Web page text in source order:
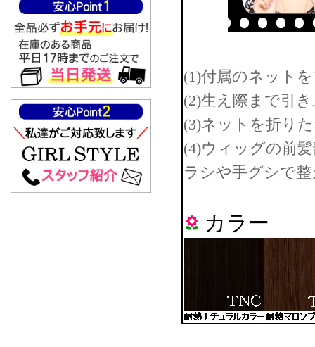
(1)付属のネット
(2)生え際まで引
(3)ネットを折り
(4)ウィッグの前
ラシや手グシで
カラー